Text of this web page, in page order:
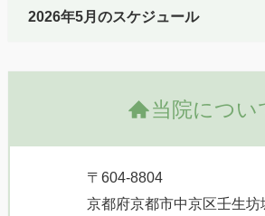
2026年5月のスケジュール
当院につい
〒604-8804
京都府京都市中京区壬生坊